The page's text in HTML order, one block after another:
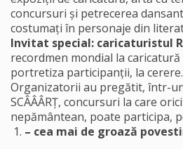
concursuri și petrecerea
costumați în personaje din
Invitat special: caricaturistul
recordmen mondial la
portretiza participanții, la cerere.
Organizatorii au pregătit, într-
SCÂÂÂRȚ, concursuri la care
nepământean, poate participa,
– cea mai de groază